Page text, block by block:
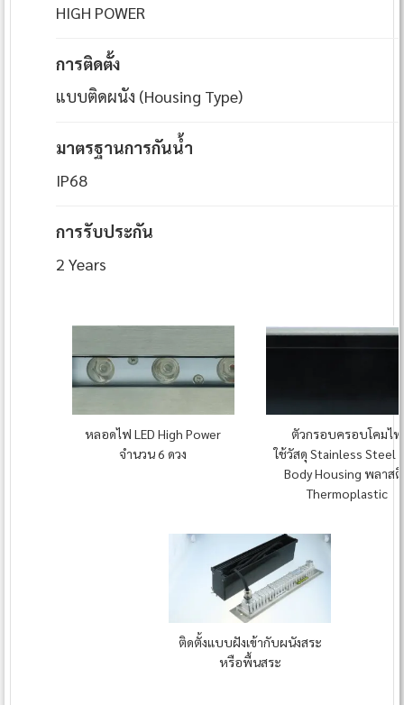
HIGH POWER
การติดตั้ง
แบบติดผนัง (Housing Type)
มาตรฐานการกันน้ำ
IP68
การรับประกัน
2 Years
หลอดไฟ LED High Power
จำนวน 6 ดวง
ตัวกรอบครอบโคมไฟ
ใช้วัสดุ Stainless Steel
Body Housing พลาส
Thermoplastic
ติดตั้งแบบฝังเข้ากับผนังสระ
หรือพื้นสระ